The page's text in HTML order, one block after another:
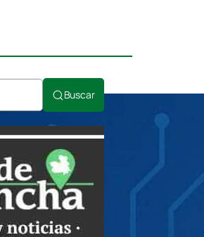
Buscar